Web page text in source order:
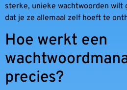
sterke, unieke wachtwoorden wilt
dat je ze allemaal zelf hoeft te
Hoe werkt een
precies?